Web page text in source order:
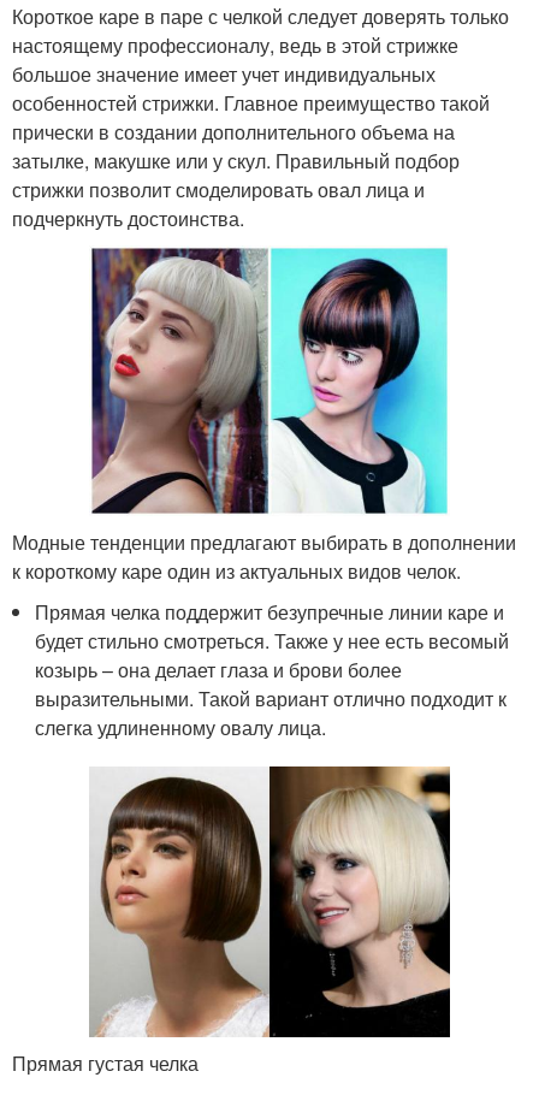
Короткое каре в паре с челкой следует доверять только
настоящему профессионалу, ведь в этой стрижке
большое значение имеет учет индивидуальных
особенностей стрижки. Главное преимущество такой
прически в создании дополнительного объема на
затылке, макушке или у скул. Правильный подбор
стрижки позволит смоделировать овал лица и
подчеркнуть достоинства.
Модные тенденции предлагают выбирать в дополнении
к короткому каре один из актуальных видов челок.
Прямая челка поддержит безупречные линии каре и
будет стильно смотреться. Также у нее есть весомый
козырь – она делает глаза и брови более
выразительными. Такой вариант отлично подходит к
слегка удлиненному овалу лица.
Прямая густая челка